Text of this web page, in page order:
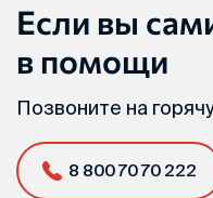
Если вы
в помощи
Позвоните на
8 800 70 70 222